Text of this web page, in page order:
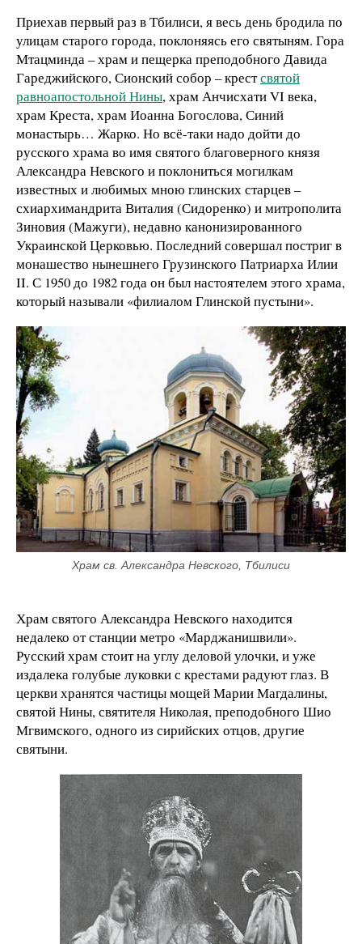
Приехав первый раз в Тбилиси, я весь день бродила по
улицам старого города, поклоняясь его святыням. Гора
Мтацминда – храм и пещерка преподобного Давида
Гареджийского, Сионский собор – крестсвятой
равноапостольной Нины, храм Анчисхати VI века,
храм Креста, храм Иоанна Богослова, Синий
монастырь… Жарко. Но всё-таки надо дойти до
русского храма во имя святого благоверного князя
Александра Невского и поклониться могилкам
известных и любимых мною глинских старцев –
схиархимандрита Виталия (Сидоренко) и митрополита
Зиновия (Мажуги), недавно канонизированного
Украинской Церковью. Последний совершал постриг в
монашество нынешнего Грузинского Патриарха Илии
II. С 1950 до 1982 года он был настоятелем этого храма,
который называли «филиалом Глинской пустыни».
Храм св. Александра Невского, Тбилиси
Храм святого Александра Невского находится
недалеко от станции метро «Марджанишвили».
Русский храм стоит на углу деловой улочки, и уже
издалека голубые луковки с крестами радуют глаз. В
церкви хранятся частицы мощей Марии Магдалины,
святой Нины, святителя Николая, преподобного Шио
Мгвимского, одного из сирийских отцов, другие
святыни.